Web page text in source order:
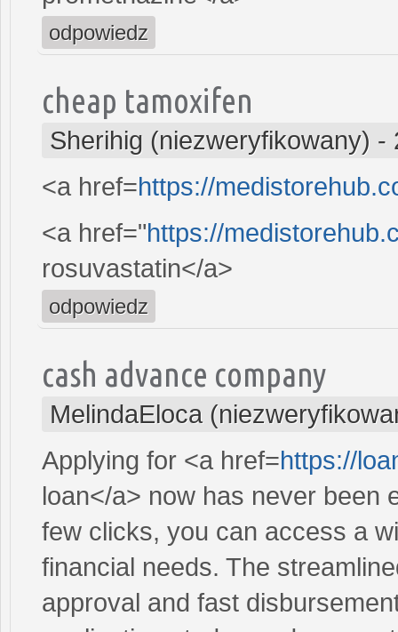
odpowiedz
cheap tamoxifen
Sherihig (niezweryfikowany) -
<a href=https://
<a href="https://
rosuvastatin</a>
odpowiedz
cash advance company
MelindaEloca
Applying for <a href=https://
loan</a> now has never been
few clicks, you can access a
financial needs. The
approval and fast